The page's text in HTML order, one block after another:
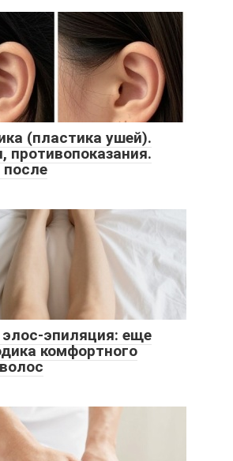
(пластика ушей).
противопоказания.
элос-эпиляция: еще
комфортного